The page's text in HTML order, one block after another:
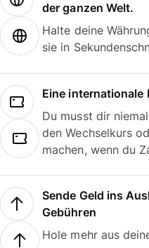
der ganzen Welt.
Halte deine
sie in
Eine internationale
Du musst dir
den Wechselkurs
machen, wenn du
Sende Geld ins
Gebühren
Hole mehr aus